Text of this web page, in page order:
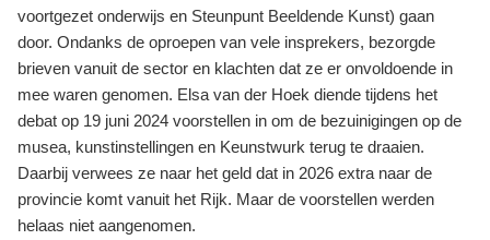
voortgezet onderwijs en Steunpunt Beeldende Kunst) gaan
door. Ondanks de oproepen van vele insprekers, bezorgde
brieven vanuit de sector en klachten dat ze er onvoldoende in
mee waren genomen. Elsa van der Hoek diende tijdens het
debat op 19 juni 2024 voorstellen in om de bezuinigingen op de
musea, kunstinstellingen en Keunstwurk terug te draaien.
Daarbij verwees ze naar het geld dat in 2026 extra naar de
provincie komt vanuit het Rijk. Maar de voorstellen werden
helaas niet aangenomen.